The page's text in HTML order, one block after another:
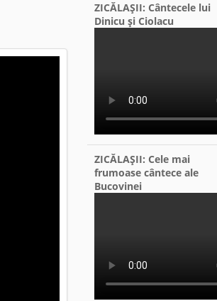
ZICĂLAŞII: Cântecele lui
Dinicu şi Ciolacu
ZICĂLAŞII: Cele mai
frumoase cântece ale
Bucovinei